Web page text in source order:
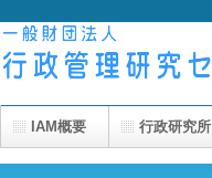
IAM概要 行政研究所